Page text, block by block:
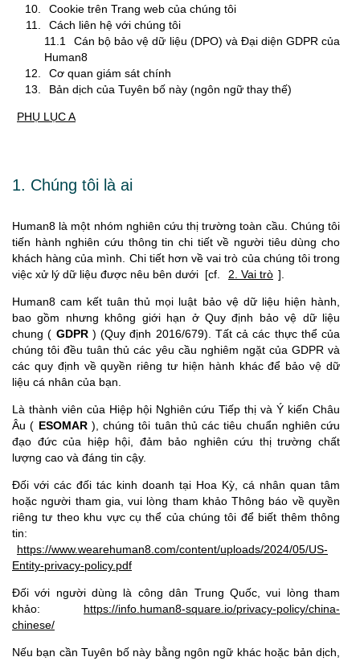
Cookie trên Trang web của chúng tôi
Cách liên hệ với chúng tôi
11.1
Cán bộ bảo vệ dữ liệu (DPO) và Đại diện GDPR của
Human8
Cơ quan giám sát chính
Bản dịch của Tuyên bố này (ngôn ngữ thay thế)
PHỤ LỤC A
1. Chúng tôi là ai
Human8 là một nhóm nghiên cứu thị trường toàn cầu. Chúng tôi
tiến hành nghiên cứu thông tin chi tiết về người tiêu dùng cho
khách hàng của mình. Chi tiết hơn về vai trò của chúng tôi trong
việc xử lý dữ liệu được nêu bên dưới [cf.
2. Vai trò ].
Human8 cam kết tuân thủ mọi luật bảo vệ dữ liệu hiện hành,
bao gồm nhưng không giới hạn ở Quy định bảo vệ dữ liệu
chung ( GDPR ) (Quy định 2016/679). Tất cả các thực thể của
chúng tôi đều tuân thủ các yêu cầu nghiêm ngặt của GDPR và
các quy định về quyền riêng tư hiện hành khác để bảo vệ dữ
liệu cá nhân của bạn.
Là thành viên của Hiệp hội Nghiên cứu Tiếp thị và Ý kiến Châu
Âu ( ESOMAR ), chúng tôi tuân thủ các tiêu chuẩn nghiên cứu
đạo đức của hiệp hội, đảm bảo nghiên cứu thị trường chất
lượng cao và đáng tin cậy.
Đối với các đối tác kinh doanh tại Hoa Kỳ, cá nhân quan tâm
hoặc người tham gia, vui lòng tham khảo Thông báo về quyền
riêng tư theo khu vực cụ thể của chúng tôi để biết thêm thông
tin:
https://www.wearehuman8.com/content/uploads/2024/05/US-
Entity-privacy-policy.pdf
Đối với người dùng là công dân Trung Quốc, vui lòng tham
khảo:
https://info.human8-square.io/privacy-policy/china-
chinese/
Nếu bạn cần Tuyên bố này bằng ngôn ngữ khác hoặc bản dịch,